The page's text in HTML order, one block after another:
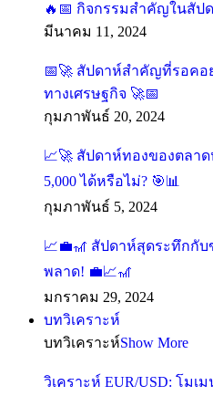
🔥📅 กิจกรรมสำคัญในสัป
มีนาคม 11, 2024
📅🚀 สัปดาห์สำคัญที่รอค
ทางเศรษฐกิจ 🚀📅
กุมภาพันธ์ 20, 2024
📈🚀 สัปดาห์ทองของตลาด
5,000 ได้หรือไม่? 🎯📊
กุมภาพันธ์ 5, 2024
📈💼🎢 สัปดาห์สุดระทึกกั
พลาด! 💼📈🎢
มกราคม 29, 2024
บทวิเคราะห์
บทวิเคราะห์Show More
วิเคราะห์ EUR/USD: โม